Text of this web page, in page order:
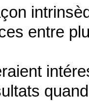
entre